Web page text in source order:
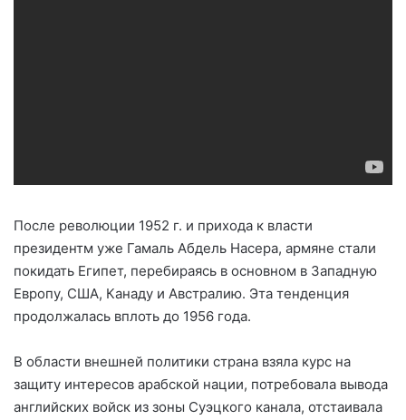
После революции 1952 г. и прихода к власти
президентм уже Гамаль Абдель Насера, армяне стали
покидать Египет, перебираясь в основном в Западную
Европу, США, Канаду и Австралию. Эта тенденция
продолжалась вплоть до 1956 года.
В области внешней политики страна взяла курс на
защиту интересов арабской нации, потребовала вывода
английских войск из зоны Суэцкого канала, отстаивала